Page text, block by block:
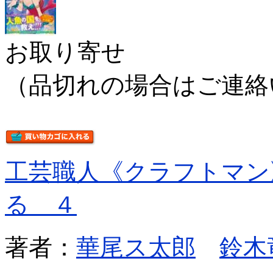
お取り寄せ
（品切れの場合はご連
工芸職人《クラフトマ
る ４
著者： 華尾ス太郎
鈴木